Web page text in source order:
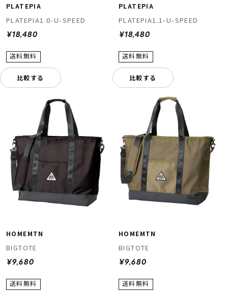
PLATEPIA
PLATEPIA1.0-U-SPEED
¥18,480
比較する
PLATEPIA
PLATEPIA1.1-U-SPEED
¥18,480
比較する
HOMEMTN
BIGTOTE
¥9,680
HOMEMTN
BIGTOTE
¥9,680